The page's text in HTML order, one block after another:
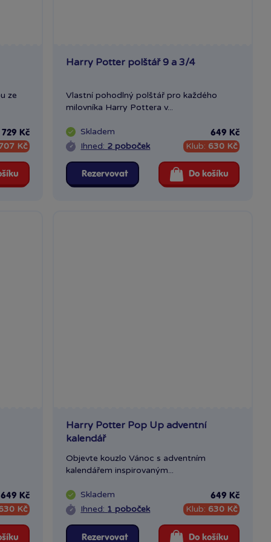
ze
729 Kč
Kč
Harry Potter polštář 9 a 3/4
Vlastní pohodlný polštář pro každého
milovníka Harry Pottera v...
Skladem
Ihned: 2 poboček
649 Kč
Klub: 630 Kč
Rezervovat Do košíku
649 Kč
Kč
Harry Potter Pop Up adventní
kalendář
Objevte kouzlo Vánoc s adventním
kalendářem inspirovaným...
Skladem
Ihned: 1 poboček
649 Kč
Klub: 630 Kč
Rezervovat Do košíku